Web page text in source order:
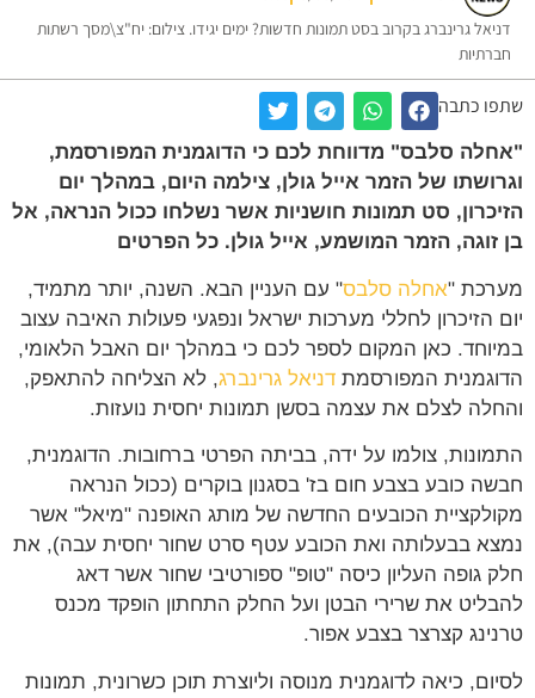
דניאל גרינברג בקרוב בסט תמונות חדשות? ימים יגידו. צילום: יח"צ\מסך רשתות
חברתיות
שתפו כתבה
"אחלה סלבס" מדווחת לכם כי הדוגמנית המפורסמת,
וגרושתו של הזמר אייל גולן, צילמה היום, במהלך יום
הזיכרון, סט תמונות חושניות אשר נשלחו ככול הנראה, אל
בן זוגה, הזמר המושמע, אייל גולן. כל הפרטים
מערכת "אחלה סלבס" עם העניין הבא. השנה, יותר מתמיד,
יום הזיכרון לחללי מערכות ישראל ונפגעי פעולות האיבה עצוב
במיוחד. כאן המקום לספר לכם כי במהלך יום האבל הלאומי,
הדוגמנית המפורסמת דניאל גרינברג, לא הצליחה להתאפק,
והחלה לצלם את עצמה בסשן תמונות יחסית נועזות.
התמונות, צולמו על ידה, בביתה הפרטי ברחובות. הדוגמנית,
חבשה כובע בצבע חום בז' בסגנון בוקרים (ככול הנראה
מקולקציית הכובעים החדשה של מותג האופנה "מיאל" אשר
נמצא בבעלותה ואת הכובע עטף סרט שחור יחסית עבה), את
חלק גופה העליון כיסה "טופ" ספורטיבי שחור אשר דאג
להבליט את שרירי הבטן ועל החלק התחתון הופקד מכנס
טרנינג קצרצר בצבע אפור.
לסיום, כיאה לדוגמנית מנוסה וליוצרת תוכן כשרונית, תמונות